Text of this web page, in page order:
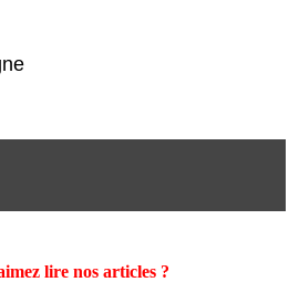
lire nos articles ?